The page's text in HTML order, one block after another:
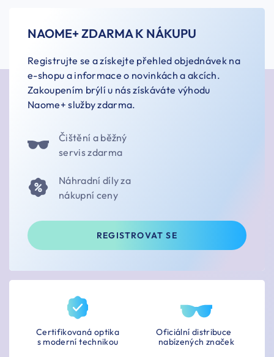
NAOME+ ZDARMA K NÁKUPU
Registrujte se a získejte přehled objednávek na
e-shopu a informace o novinkách a akcích.
Zakoupením brýlí u nás získáváte výhodu
Naome+ služby zdarma.
Čištění a běžný
servis zdarma
Náhradní díly za
nákupní ceny
REGISTROVAT SE
Certifikovaná optika
s moderní technikou
Oficiální distribuce
nabízených značek